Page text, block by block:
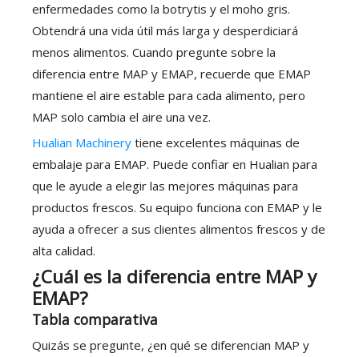
enfermedades como la botrytis y el moho gris.
Obtendrá una vida útil más larga y desperdiciará
menos alimentos. Cuando pregunte sobre la
diferencia entre MAP y EMAP, recuerde que EMAP
mantiene el aire estable para cada alimento, pero
MAP solo cambia el aire una vez.
Hualian Machinery tiene excelentes máquinas de
embalaje para EMAP. Puede confiar en Hualian para
que le ayude a elegir las mejores máquinas para
productos frescos. Su equipo funciona con EMAP y le
ayuda a ofrecer a sus clientes alimentos frescos y de
alta calidad.
¿Cuál es la diferencia entre MAP y
EMAP?
Tabla comparativa
Quizás se pregunte, ¿en qué se diferencian MAP y